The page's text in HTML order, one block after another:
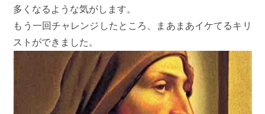
多くなるような気がします。
もう一回チャレンジしたところ、まあまあイケてるキリ
ストができました。